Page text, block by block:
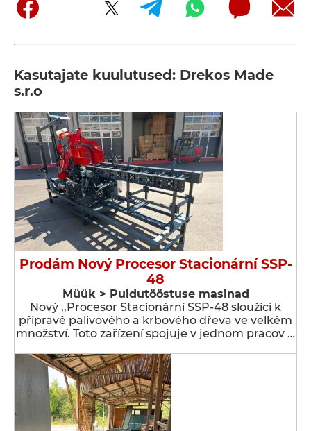
Kasutajate kuulutused: Drekos Made
s.r.o
Prodám Nový Procesor Stacionární SSP-
48
Müük > Puidutööstuse masinad
Nový ,,Procesor Stacionární SSP-48 sloužící k
přípravě palivového a krbového dřeva ve velkém
množství. Toto zařízení spojuje v jednom pracov …